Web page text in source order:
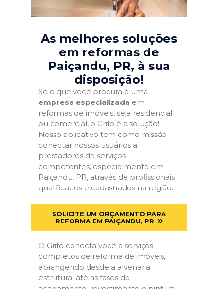
As melhores soluções
em reformas de
Paiçandu, PR, à sua
disposição!
Se o que você procura é uma
empresa especializada em
reformas de imóveis, seja residencial
ou comercial, o Grifo é a solução!
Nosso aplicativo tem como missão
conectar nossos usuários a
prestadores de serviços
competentes, especialmente em
Paiçandu, PR, através de profissionais
qualificados e cadastrados na região.
SOLICITE UM ORÇAMENTO PARA
REFORMA EM PAIÇANDU, PR
O Grifo conecta você a serviços
completos de reforma de imóveis,
abrangendo desde a alvenaria
estrutural até as fases de